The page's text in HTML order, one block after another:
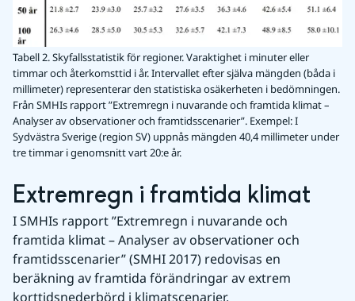
Tabell 2. Skyfallsstatistik för regioner. Varaktighet i minuter eller
timmar och återkomsttid i år. Intervallet efter själva mängden (båda i
millimeter) representerar den statistiska osäkerheten i bedömningen.
Från SMHIs rapport ”Extremregn i nuvarande och framtida klimat –
Analyser av observationer och framtidsscenarier”. Exempel: I
Sydvästra Sverige (region SV) uppnås mängden 40,4 millimeter under
tre timmar i genomsnitt vart 20:e år.
Extremregn i framtida klimat
I SMHIs rapport ”Extremregn i nuvarande och
framtida klimat – Analyser av observationer och
framtidsscenarier” (SMHI 2017) redovisas en
beräkning av framtida förändringar av extrem
korttidsnederbörd i klimatscenarier.